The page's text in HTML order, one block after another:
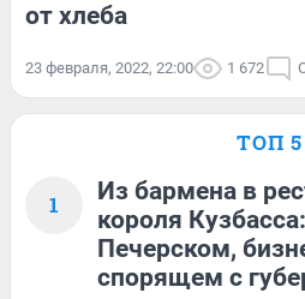
от хлеба
23 февраля, 2022, 22:00 1 672
ТОП 5
1
Из бармена в
короля
Печерском,
спорящем с